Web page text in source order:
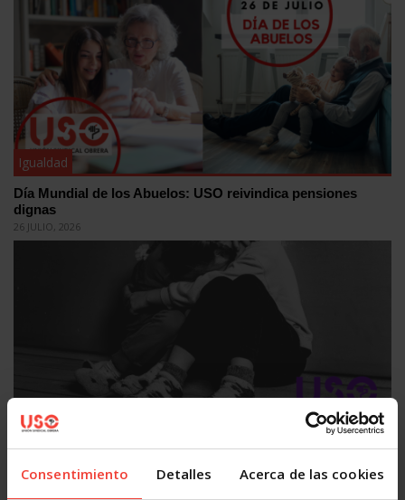
Consentimiento Detalles Acerca de las cookies
Igualdad
Día Mundial de los Abuelos: USO reivindica pensiones
dignas
26 JULIO, 2026
Igualdad
El Consejo de Ministros y Ministras aprueba el Proyecto de
Ley Orgánica de Violencia Vicaria